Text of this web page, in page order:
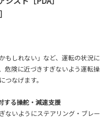
もしれない」など、運転の状況に
危険に近づきすぎないよう運転操
なげます。
る操舵・減速支援
ないようにステアリング・ブレー